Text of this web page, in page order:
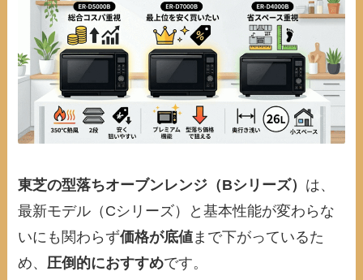
東芝の型落ちオーブンレンジ（Bシリーズ） は、
最新モデル（Cシリーズ）と基本性能が変わらな
いにも関わらず価格が底値まで下がっているた
め、圧倒的におすすめです。